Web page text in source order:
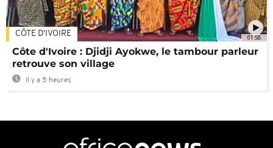
01:58
CÔTE D'IVOIRE
Côte d'Ivoire : Djidji Ayokwe, le tambour parleur
retrouve son village
Il y a 5 heures